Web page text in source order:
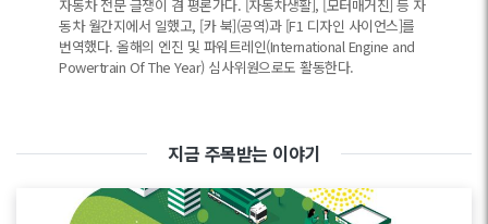
자동차 전문 글쟁이 겸 평론가다. [자동차생활], [모터매거진] 등 자
동차 월간지에서 일했고, [카 북](공역)과 [F1 디자인 사이언스]를
번역했다. 올해의 엔진 및 파워트레인(International Engine and
Powertrain Of The Year) 심사위원으로도 활동한다.
지금 주목받는 이야기